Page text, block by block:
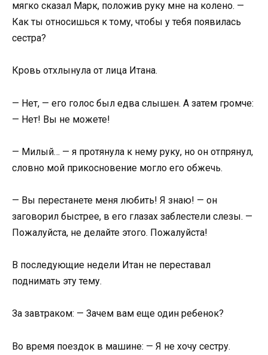
мягко сказал Марк, положив руку мне на колено. —
Как ты относишься к тому, чтобы у тебя появилась
сестра?
Кровь отхлынула от лица Итана.
— Нет, — его голос был едва слышен. А затем громче:
— Нет! Вы не можете!
— Милый… — я протянула к нему руку, но он отпрянул,
словно мой прикосновение могло его обжечь.
— Вы перестанете меня любить! Я знаю! — он
заговорил быстрее, в его глазах заблестели слезы. —
Пожалуйста, не делайте этого. Пожалуйста!
В последующие недели Итан не переставал
поднимать эту тему.
За завтраком: — Зачем вам еще один ребенок?
Во время поездок в машине: — Я не хочу сестру.